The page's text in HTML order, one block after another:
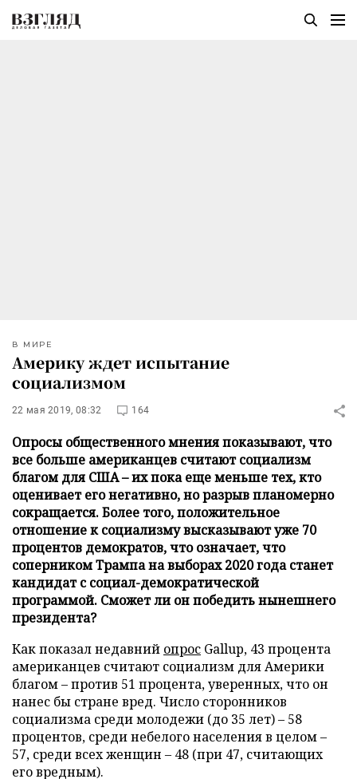
В МИРЕ
Америку ждет испытание
социализмом
22 мая 2019, 08:32 164
Опросы общественного мнения показывают, что
все больше американцев считают социализм
благом для США – их пока еще меньше тех, кто
оценивает его негативно, но разрыв планомерно
сокращается. Более того, положительное
отношение к социализму высказывают уже 70
процентов демократов, что означает, что
соперником Трампа на выборах 2020 года станет
кандидат с социал-демократической
программой. Cможет ли он победить нынешнего
президента?
Как показал недавний опрос Gallup, 43 процента
американцев считают социализм для Америки
благом – против 51 процента, уверенных, что он
нанес бы стране вред. Число сторонников
социализма среди молодежи (до 35 лет) – 58
процентов, среди небелого населения в целом –
57, среди всех женщин – 48 (при 47, считающих
его вредным).